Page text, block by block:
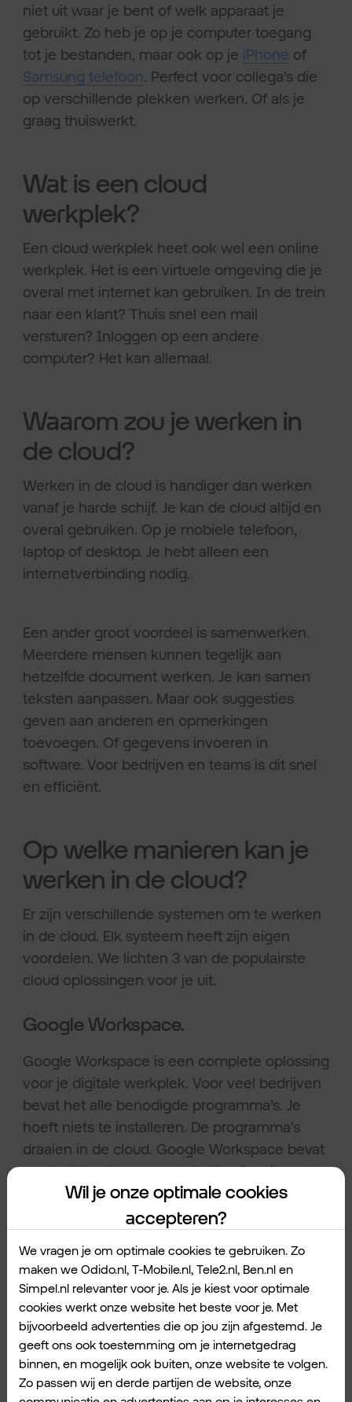
niet uit waar je bent of welk apparaat je
gebruikt. Zo heb je op je computer toegang
tot je bestanden, maar ook op je iPhone of
Samsung telefoon. Perfect voor collega’s die
op verschillende plekken werken. Of als je
graag thuiswerkt.
Wat is een cloud
werkplek?
Een cloud werkplek heet ook wel een online
werkplek. Het is een virtuele omgeving die je
overal met internet kan gebruiken. In de trein
naar een klant? Thuis snel een mail
versturen? Inloggen op een andere
computer? Het kan allemaal.
Waarom zou je werken in
de cloud?
Werken in de cloud is handiger dan werken
vanaf je harde schijf. Je kan de cloud altijd en
overal gebruiken. Op je mobiele telefoon,
laptop of desktop. Je hebt alleen een
internetverbinding nodig.
Een ander groot voordeel is samenwerken.
Meerdere mensen kunnen tegelijk aan
hetzelfde document werken. Je kan samen
teksten aanpassen. Maar ook suggesties
geven aan anderen en opmerkingen
toevoegen. Of gegevens invoeren in
software. Voor bedrijven en teams is dit snel
en efficiënt.
Op welke manieren kan je
werken in de cloud?
Er zijn verschillende systemen om te werken
in de cloud. Elk systeem heeft zijn eigen
voordelen. We lichten 3 van de populairste
cloud oplossingen voor je uit.
Google Workspace.
Google Workspace is een complete oplossing
voor je digitale werkplek. Voor veel bedrijven
bevat het alle benodigde programma’s. Je
hoeft niets te installeren. De programma’s
draaien in de cloud. Google Workspace bevat
een heleboel programma’s. Van Gmail om te
mailen tot Documenten om in te typen. En
van Spreadsheets voor je berekeningen tot
Het handige aan deze digitale werkplek? Alle
programma’s werken samen. Je data is altijd
up-to-date. Vanuit Gmail zet je afspraken in je
agenda. Documenten bewaar je automatisch
op Google Drive. Via Gmail deel je ze met
Wil je onze optimale cookies
accepteren?
We vragen je om optimale cookies te gebruiken. Zo
maken we Odido.nl, T-Mobile.nl, Tele2.nl, Ben.nl en
Simpel.nl relevanter voor je. Als je kiest voor optimale
cookies werkt onze website het beste voor je. Met
bijvoorbeeld advertenties die op jou zijn afgestemd. Je
geeft ons ook toestemming om je internetgedrag
binnen, en mogelijk ook buiten, onze website te volgen.
Zo passen wij en derde partijen de website, onze